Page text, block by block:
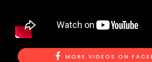
​MORE VIDEOS ON